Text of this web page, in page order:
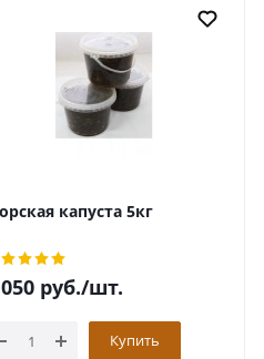
капуста 5кг
руб./шт.
Купить